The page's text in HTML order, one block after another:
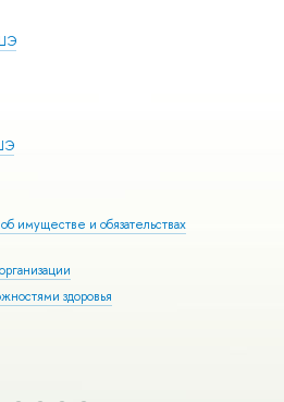
имуществе и обязательствах
здоровья